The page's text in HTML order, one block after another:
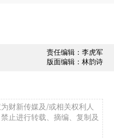
责任编辑：李虎军
版面编辑：林韵诗
财新传媒及/或相关权利人
止进行转载、摘编、复制及